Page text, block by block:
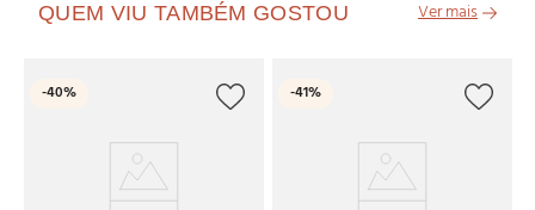
QUEM VIU TAMBÉM GOSTOU
-40% -41%